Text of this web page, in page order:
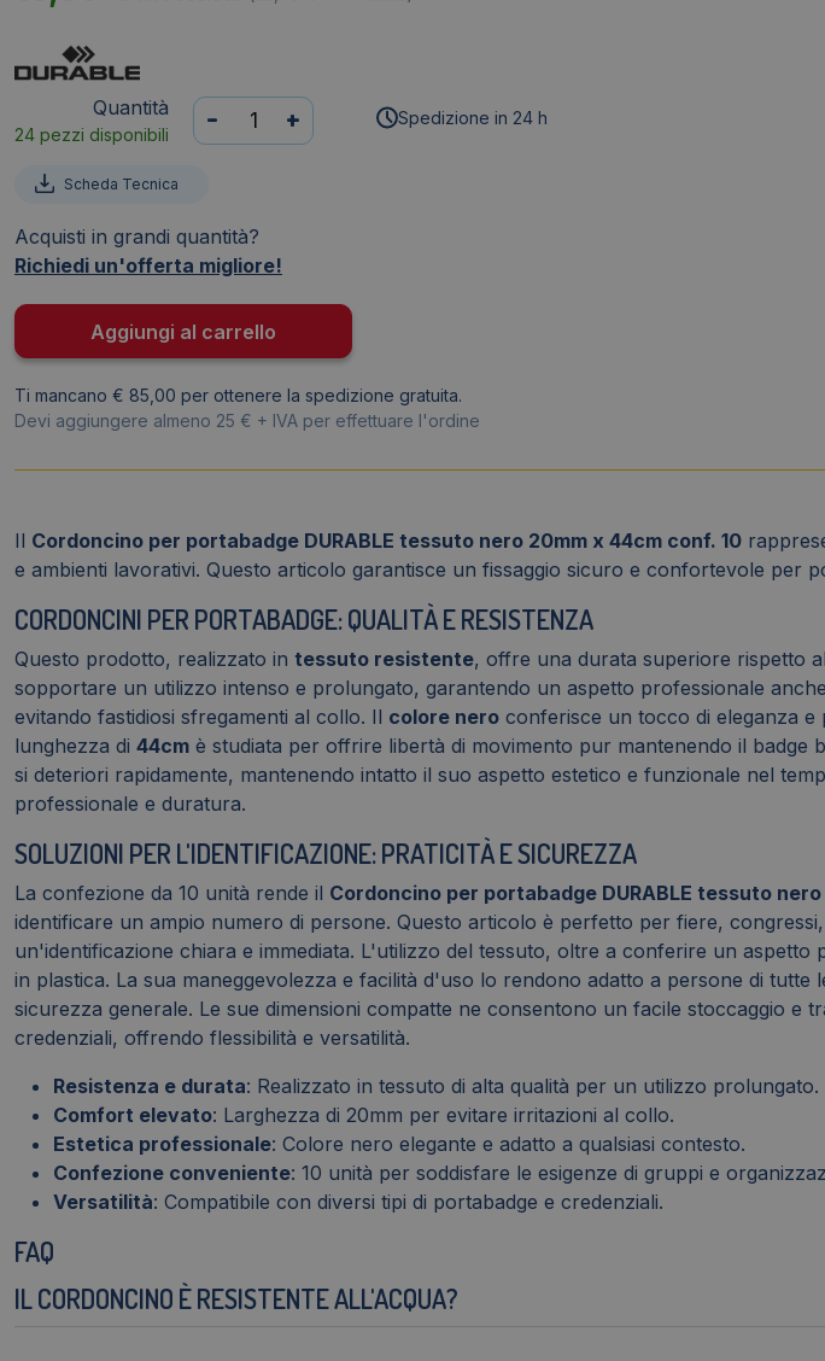
Quantità
24 pezzi disponibili
Cordoncino
portabadge
cordoncini
STAFF
in
tessuto
Nero
20mmx44cm
(conf.10)
quantità
- + Spedizione in 24 h
Scheda Tecnica
Acquisti in grandi quantità?
Richiedi un'offerta migliore!
Aggiungi al carrello
Ti mancano € 85,00 per ottenere la spedizione gratuita.
Devi aggiungere almeno 25 € + IVA per effettuare l'ordine
Il Cordoncino per portabadge DURABLE tessuto nero 20mm x 44cm conf. 10
e ambienti lavorativi. Questo articolo garantisce un fissaggio sicuro e confortevole per
CORDONCINI PER PORTABADGE: QUALITÀ E RESISTENZA
Questo prodotto, realizzato in tessuto resistente, offre una durata superiore rispetto
sopportare un utilizzo intenso e prolungato, garantendo un aspetto professionale
evitando fastidiosi sfregamenti al collo. Il colore nero conferisce un tocco di eleganza e
lunghezza di 44cm è studiata per offrire libertà di movimento pur mantenendo il badge
si deteriori rapidamente, mantenendo intatto il suo aspetto estetico e funzionale nel
professionale e duratura.
SOLUZIONI PER L'IDENTIFICAZIONE: PRATICITÀ E SICUREZZA
La confezione da 10 unità rende il Cordoncino per portabadge DURABLE tessuto nero
identificare un ampio numero di persone. Questo articolo è perfetto per fiere,
un'identificazione chiara e immediata. L'utilizzo del tessuto, oltre a conferire un
in plastica. La sua maneggevolezza e facilità d'uso lo rendono adatto a persone di
sicurezza generale. Le sue dimensioni compatte ne consentono un facile stoccaggio
credenziali, offrendo flessibilità e versatilità.
Resistenza e durata: Realizzato in tessuto di alta qualità per un utilizzo prolungato.
Comfort elevato: Larghezza di 20mm per evitare irritazioni al collo.
Estetica professionale: Colore nero elegante e adatto a qualsiasi contesto.
Confezione conveniente: 10 unità per soddisfare le esigenze di gruppi e
Versatilità: Compatibile con diversi tipi di portabadge e credenziali.
FAQ
IL CORDONCINO È RESISTENTE ALL'ACQUA?